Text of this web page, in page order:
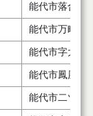
能代市落合字
能代市万町４
能代市字大瀬
能代市鳳凰岱
能代市二ツ井